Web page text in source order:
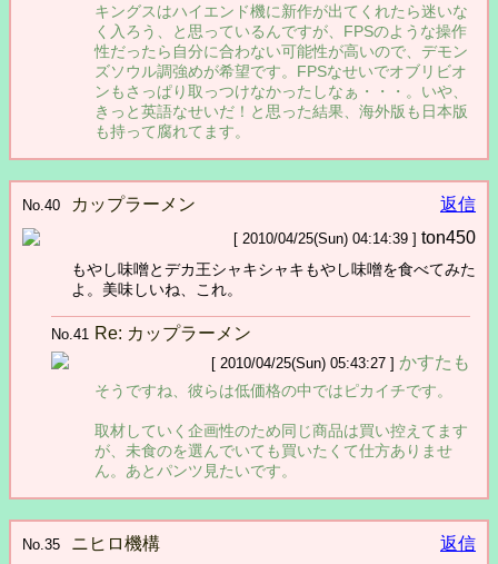
キングスはハイエンド機に新作が出てくれたら迷いな
く入ろう、と思っているんですが、FPSのような操作
性だったら自分に合わない可能性が高いので、デモン
ズソウル調強めが希望です。FPSなせいでオブリビオ
ンもさっぱり取っつけなかったしなぁ・・・。いや、
きっと英語なせいだ！と思った結果、海外版も日本版
も持って腐れてます。
No.40 カップラーメン 返信
[ 2010/04/25(Sun) 04:14:39 ] ton450
もやし味噌とデカ王シャキシャキもやし味噌を食べてみた
よ。美味しいね、これ。
No.41 Re: カップラーメン
[ 2010/04/25(Sun) 05:43:27 ] かすたも
そうですね、彼らは低価格の中ではピカイチです。
取材していく企画性のため同じ商品は買い控えてます
が、未食のを選んでいても買いたくて仕方ありませ
ん。あとパンツ見たいです。
No.35 ニヒロ機構 返信